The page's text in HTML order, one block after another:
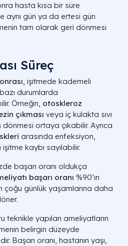
hasta kısa bir süre
aynı gün ya da ertesi gün
tam olarak geri dönmesi
Süreç
, işitmede kademeli
durumlarda
Örneğin, otoskleroz
çıkması veya iç kulakta sıvı
ortaya çıkabilir. Ayrıca
arasında enfeksiyon,
kaybı sayılabilir.
başarı oranı oldukça
başarı oranı %90’ın
çoğu günlük yaşamlarına daha
teknikle yapılan ameliyatların
belirgin düzeyde
Başarı oranı, hastanın yaşı,